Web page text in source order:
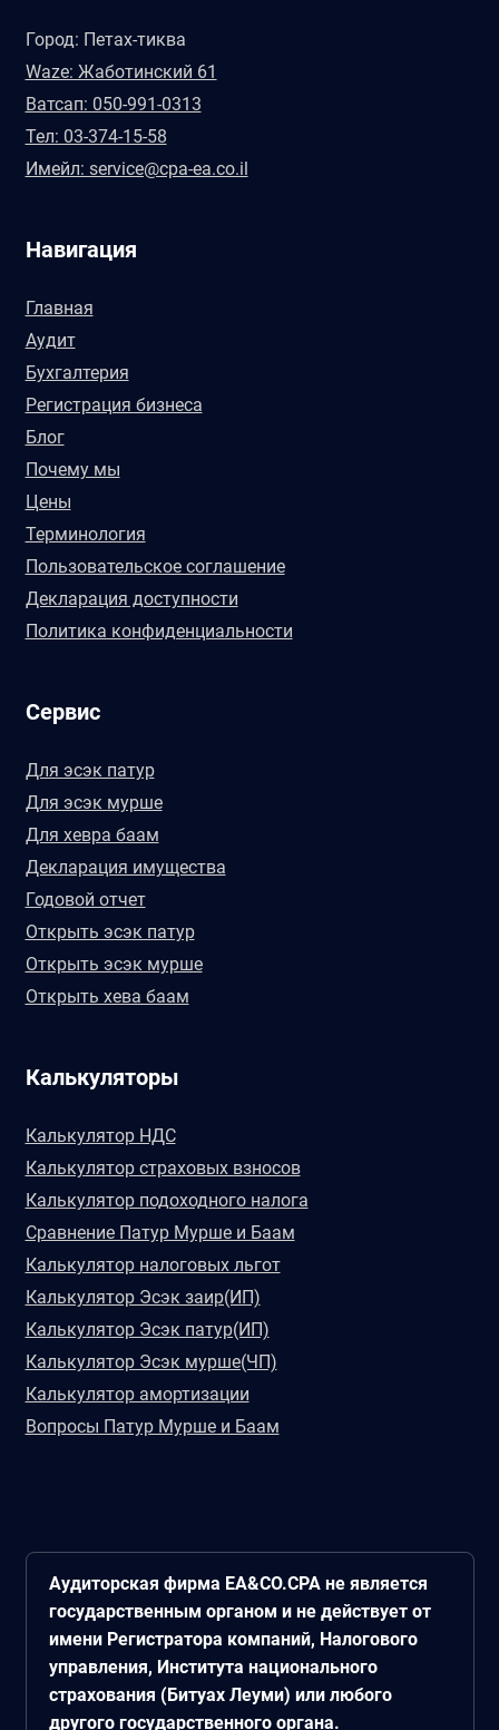
Город: Петах-тиква
Waze: Жаботинский 61
Ватсап: 050-991-0313
Тел: 03-374-15-58
Имейл: service@cpa-ea.co.il
Навигация
Главная
Аудит
Бухгалтерия
Регистрация бизнеса
Блог
Почему мы
Цены
Терминология
Пользовательское соглашение
Декларация доступности
Политика конфиденциальности
Сервис
Для эсэк патур
Для эсэк мурше
Для хевра баам
Декларация имущества
Годовой отчет
Открыть эсэк патур
Открыть эсэк мурше
Открыть хева баам
Калькуляторы
Калькулятор НДС
Калькулятор страховых взносов
Калькулятор подоходного налога
Сравнение Патур Мурше и Баам
Калькулятор налоговых льгот
Калькулятор Эсэк заир(ИП)
Калькулятор Эсэк патур(ИП)
Калькулятор Эсэк мурше(ЧП)
Калькулятор амортизации
Вопросы Патур Мурше и Баам
Аудиторская фирма EA&CO.CPA не является
государственным органом и не действует от
имени Регистратора компаний, Налогового
управления, Института национального
страхования (Битуах Леуми) или любого
другого государственного органа.